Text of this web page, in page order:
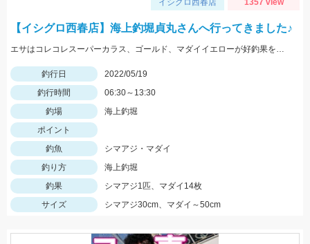
イシグロ西春店 1357 view
【イシグロ西春店】海上釣堀貞丸さんへ行ってきました♪
エサはコレコレスーパーカラス、ゴールド、マダイイエローが好釣果を叩き出しました！タックルはプロミネント海上釣堀両軸ＳＰの感度が最高です！
釣行日
2022/05/19
釣行時間
06:30～13:30
釣場
海上釣堀
ポイント
釣魚
シマアジ・マダイ
釣り方
海上釣堀
釣果
シマアジ1匹、マダイ14枚
サイズ
シマアジ30cm、マダイ～50cm